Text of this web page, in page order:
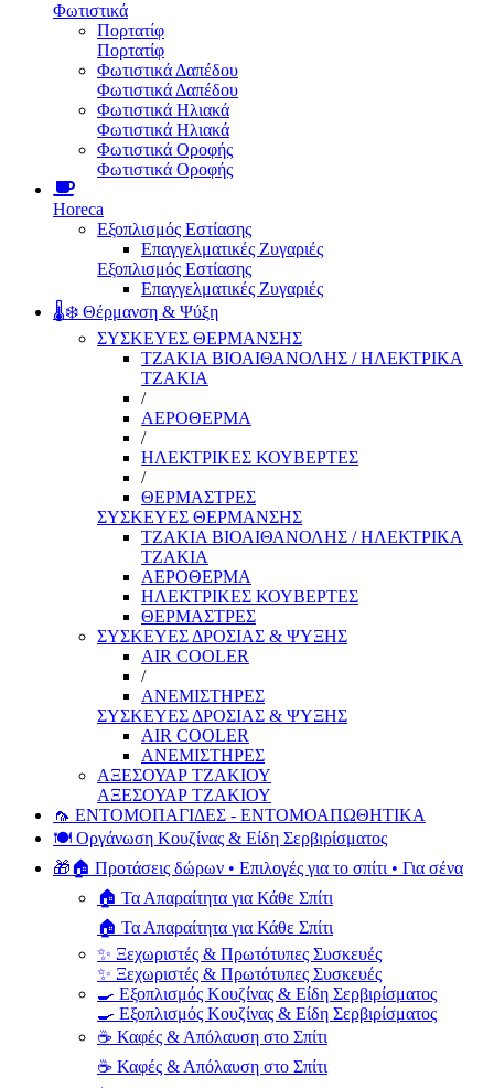
Φωτιστικά
Πορτατίφ
Πορτατίφ
Φωτιστικά Δαπέδου
Φωτιστικά Δαπέδου
Φωτιστικά Ηλιακά
Φωτιστικά Ηλιακά
Φωτιστικά Οροφής
Φωτιστικά Οροφής
Horeca
Εξοπλισμός Εστίασης
Επαγγελματικές Ζυγαριές
Εξοπλισμός Εστίασης
Επαγγελματικές Ζυγαριές
🌡️❄️ Θέρμανση & Ψύξη
ΣΥΣΚΕΥΕΣ ΘΕΡΜΑΝΣΗΣ
ΤΖΑΚΙΑ ΒΙΟΑΙΘΑΝΟΛΗΣ / ΗΛΕΚΤΡΙΚΑ
ΤΖΑΚΙΑ
/
ΑΕΡΟΘΕΡΜΑ
/
ΗΛΕΚΤΡΙΚΕΣ ΚΟΥΒΕΡΤΕΣ
/
ΘΕΡΜΑΣΤΡΕΣ
ΣΥΣΚΕΥΕΣ ΘΕΡΜΑΝΣΗΣ
ΤΖΑΚΙΑ ΒΙΟΑΙΘΑΝΟΛΗΣ / ΗΛΕΚΤΡΙΚΑ
ΤΖΑΚΙΑ
ΑΕΡΟΘΕΡΜΑ
ΗΛΕΚΤΡΙΚΕΣ ΚΟΥΒΕΡΤΕΣ
ΘΕΡΜΑΣΤΡΕΣ
ΣΥΣΚΕΥΕΣ ΔΡΟΣΙΑΣ & ΨΥΞΗΣ
AIR COOLER
/
ΑΝΕΜΙΣΤΗΡΕΣ
ΣΥΣΚΕΥΕΣ ΔΡΟΣΙΑΣ & ΨΥΞΗΣ
AIR COOLER
ΑΝΕΜΙΣΤΗΡΕΣ
ΑΞΕΣΟΥΑΡ ΤΖΑΚΙΟΥ
ΑΞΕΣΟΥΑΡ ΤΖΑΚΙΟΥ
🦟 ΕΝΤΟΜΟΠΑΓΙΔΕΣ - ΕΝΤΟΜΟΑΠΩΘΗΤΙΚΑ
🍽️ Οργάνωση Κουζίνας & Είδη Σερβιρίσματος
🎁🏠 Προτάσεις δώρων • Επιλογές για το σπίτι • Για σένα
🏠 Τα Απαραίτητα για Κάθε Σπίτι
🏠 Τα Απαραίτητα για Κάθε Σπίτι
✨ Ξεχωριστές & Πρωτότυπες Συσκευές
✨ Ξεχωριστές & Πρωτότυπες Συσκευές
🍳 Εξοπλισμός Κουζίνας & Είδη Σερβιρίσματος
🍳 Εξοπλισμός Κουζίνας & Είδη Σερβιρίσματος
☕ Καφές & Απόλαυση στο Σπίτι
☕ Καφές & Απόλαυση στο Σπίτι